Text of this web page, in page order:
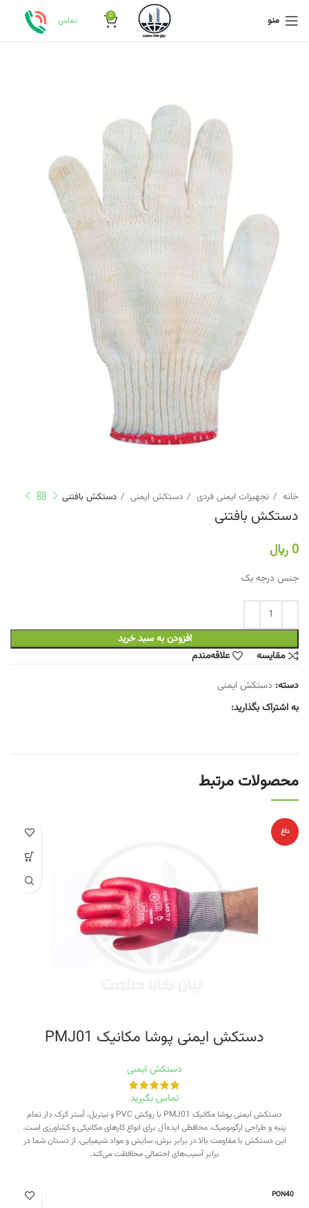
منو 0 تماس
خانه تجهیزات ایمنی فردی دستکش ایمنی دستکش بافتنی
دستکش بافتنی
0 ﷼
جنس درجه یک
افزودن به سبد خرید
مقایسه
علاقه‌مندم
دسته: دستکش ایمنی
به اشتراک بگذارید:
محصولات مرتبط
داغ
دستکش ایمنی پوشا مکانیک PMJ01
دستکش ایمنی
تماس بگیرید
دستکش ایمنی پوشا مکانیک PMJ01 با روکش PVC و نیتریل، آستر کرک دار تمام
پنبه و طراحی ارگونومیک، محافظی ایده‌آل برای انواع کارهای مکانیکی و کشاورزی است.
این دستکش با مقاومت بالا در برابر برش، سایش و مواد شیمیایی، از دستان شما در
برابر آسیب‌های احتمالی محافظت می‌کند.
PON40